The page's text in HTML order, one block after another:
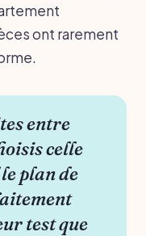
ont rarement
entre
celle
plan de
test que